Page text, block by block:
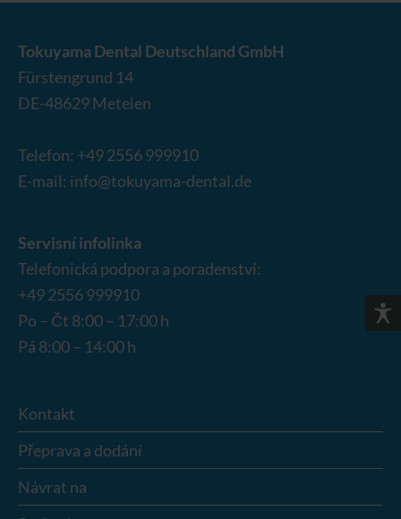
Tokuyama Dental Deutschland GmbH
Fürstengrund 14
DE-48629Metelen
Telefon: +49 2556 999910
E-mail: info@tokuyama-dental.de
Servisní infolinka
Telefonická podpora a poradenství:
+49 2556 999910
Po – Čt 8:00 – 17:00 h
Pá 8:00 – 14:00 h
Kontakt
Přeprava a dodání
Návrat na